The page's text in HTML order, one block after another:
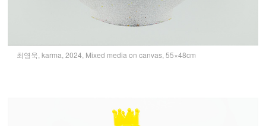
최영욱, karma, 2024, Mixed media on canvas, 55×48cm